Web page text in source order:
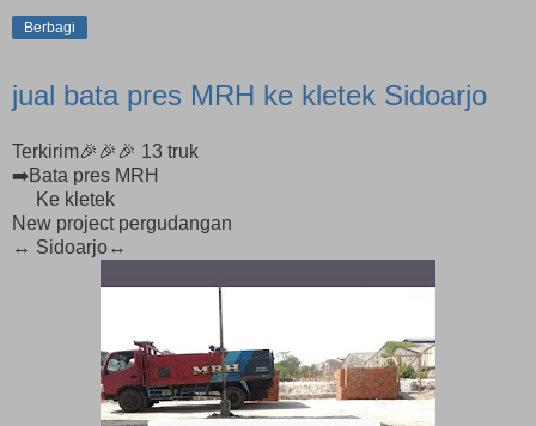
Berbagi
jual bata pres MRH ke kletek Sidoarjo
Terkirim🎉🎉🎉 13 truk
➡️Bata pres MRH
Ke kletek
New project pergudangan
↔️ Sidoarjo↔️